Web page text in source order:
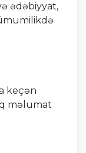
ədəbiyyat,
keçən
məlumat